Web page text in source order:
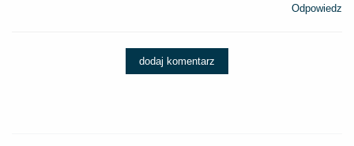
Odpowiedz
dodaj komentarz